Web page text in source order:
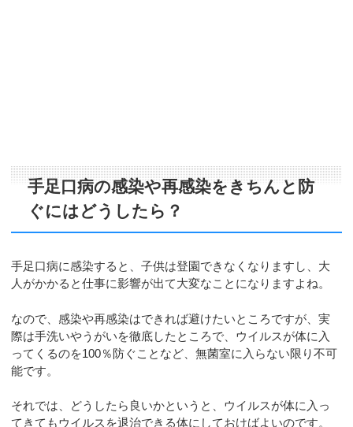
手足口病の感染や再感染をきちんと防
ぐにはどうしたら？
手足口病に感染すると、子供は登園できなくなりますし、大
人がかかると仕事に影響が出て大変なことになりますよね。
なので、感染や再感染はできれば避けたいところですが、実
際は手洗いやうがいを徹底したところで、ウイルスが体に入
ってくるのを100％防ぐことなど、無菌室に入らない限り不可
能です。
それでは、どうしたら良いかというと、ウイルスが体に入っ
てきてもウイルスを退治できる体にしておけばよいのです。